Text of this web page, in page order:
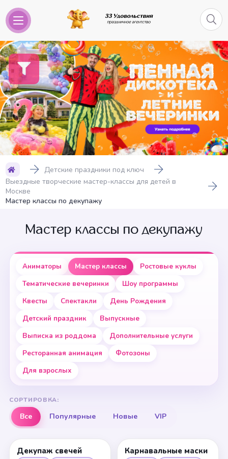
Детские праздники под ключ
Выездные творческие мастер-классы для детей в
Москве
Мастер классы по декупажу
Мастер классы по декупажу
Аниматоры Мастер классы
Ростовые куклы
Тематические вечеринки
Шоу программы
Квесты
Спектакли
День Рождения
Детский праздник
Выпускные
Выписка из роддома
Дополнительные услуги
Ресторанная анимация
Фотозоны
Для взрослых
СОРТИРОВКА:
Все Популярные Новые VIP
Декупаж свечей Карнавальные маски